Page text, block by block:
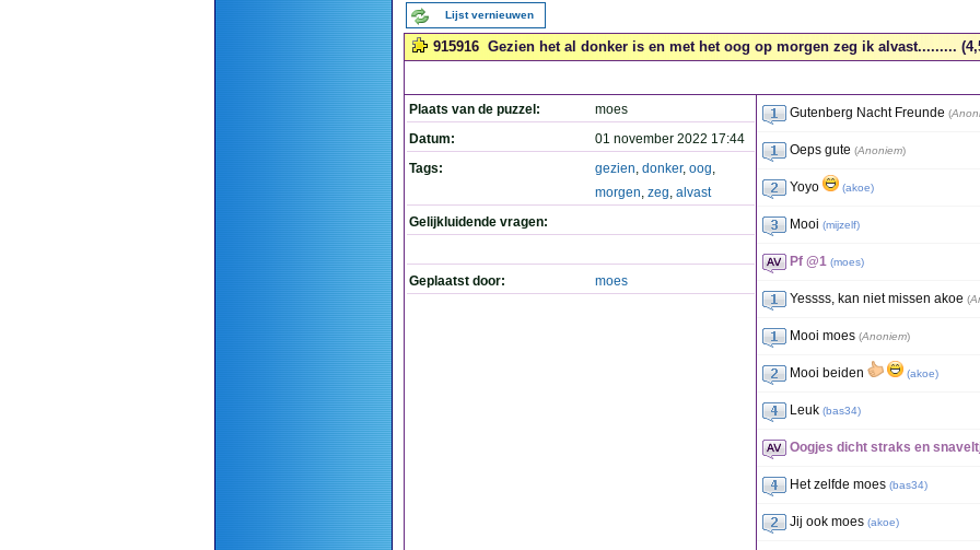
Lijst vernieuwen
915916 Gezien het al donker is en met het oog op morgen zeg ik alvast.........
Plaats van de puzzel:
moes
Datum:
01 november 2022 17:44
Tags:
gezien, donker, oog,
morgen, zeg, alvast
Gelijkluidende vragen:
Geplaatst door: moes
Gutenberg Nacht Freunde (
Oeps gute (Anoniem)
Yoyo (akoe)
Mooi (mijzelf)
Pf @1 (moes)
Yessss, kan niet missen akoe (
Mooi moes (Anoniem)
Mooi beiden (akoe)
Leuk (bas34)
Oogjes dicht straks en
Het zelfde moes (bas34)
Jij ook moes (akoe)